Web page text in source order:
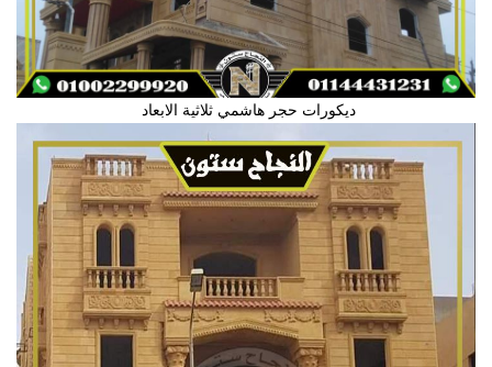
ديكورات حجر هاشمي ثلاثية الابعاد